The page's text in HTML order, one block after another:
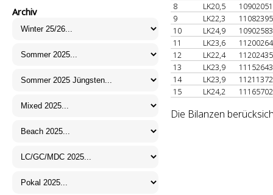
Archiv
8
LK20,5
9
LK22,3
10
LK24,9
11
LK23,6
12
LK22,4
13
LK23,9
14
LK23,9
15
LK24,2
Die Bilanzen